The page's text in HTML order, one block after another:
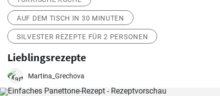
AUF DEM TISCH IN 30 MINUTEN
SILVESTER REZEPTE FÜR 2 PERSONEN
Lieblingsrezepte
Martina_Grechova